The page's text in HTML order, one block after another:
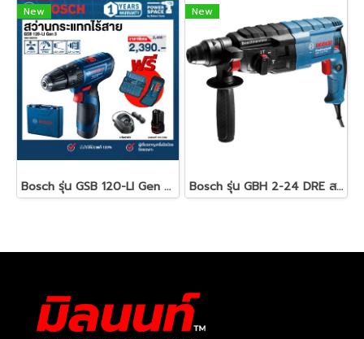
New
Bosch รุ่น GSB 120-LI Gen 3 สว่านกระแทกไร้สาย 12 โวลต์ แบตเตอรี่ 2.0 Ah 1 ก้อน และแท่นชาร์จ (06019G81K5)
New
Bosch รุ่น GBH 2-24 DRE สว่านโรตารี่ไฟฟ้า 790 วัตต์ 24 mm. 3 ระบบ ปรับรอบ ซ้าย-ขวาได้ (06112721K0)